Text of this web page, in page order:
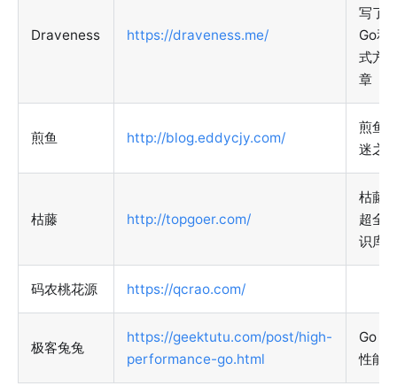
Draveness https://draveness.me/
写了
Go和
式方
章
煎鱼 http://blog.eddycjy.com/
煎鱼
迷之
枯藤 http://topgoer.com/
枯藤
超全
识库
码农桃花源 https://qcrao.com/
极客兔兔
https://geektutu.com/post/high-
performance-go.html
Go
性能